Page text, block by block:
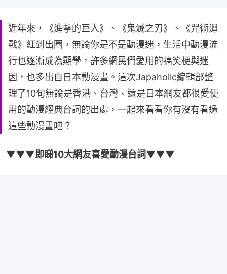
近年來，《進擊的巨人》、《鬼滅之刃》、《咒術迴
戰》紅到出圈，無論你是不是動漫迷，生活中動漫流
行也逐漸成為顯學，許多網民們愛用的搞笑梗與迷
因，也多出自日本動漫畫。這次Japaholic編輯部整
理了10句無論是香港、台灣、還是日本網友都很愛使
用的動漫經典台詞的出處，一起來看看你有沒有看過
這些動漫畫吧？
▼▼▼即睇10大網友喜愛動漫台詞▼▼▼